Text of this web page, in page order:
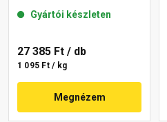
Gyártói készleten
27 385 Ft / db
1 095 Ft / kg
Megnézem